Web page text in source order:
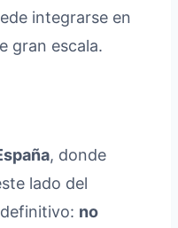
integrarse en
gran escala.
, donde
lado del
no